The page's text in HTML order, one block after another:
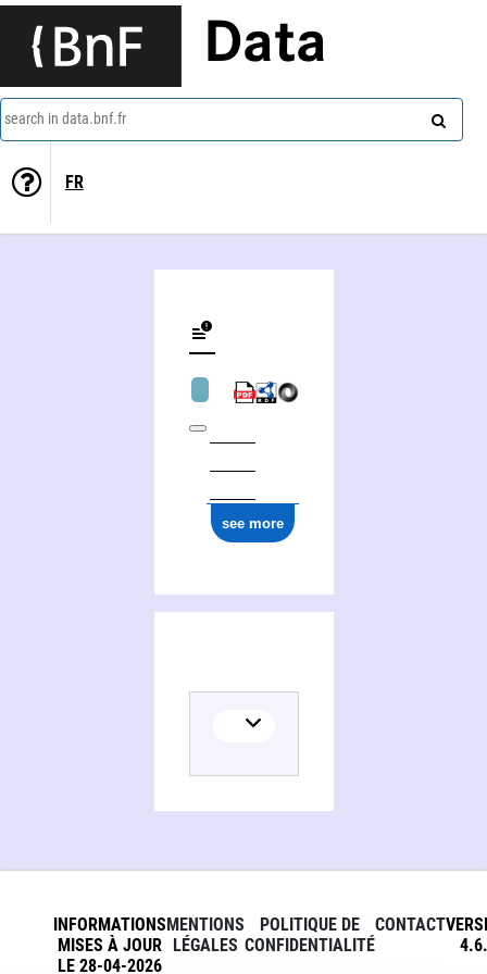
Data
search in data.bnf.fr
FR
see more
INFORMATIONS
MISES À JOUR
LE 28-04-2026
MENTIONS
LÉGALES
POLITIQUE DE
CONFIDENTIALITÉ
CONTACT